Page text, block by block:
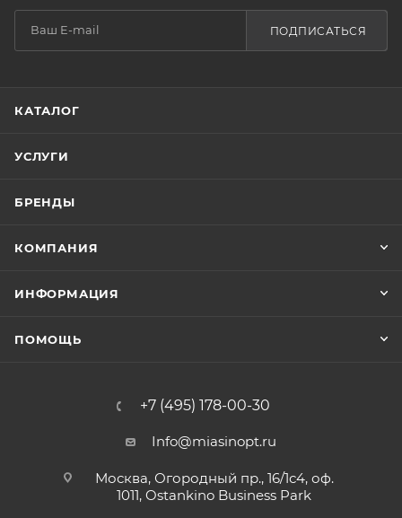
ПОДПИСАТЬСЯ
КАТАЛОГ
УСЛУГИ
БРЕНДЫ
КОМПАНИЯ
ИНФОРМАЦИЯ
ПОМОЩЬ
+7 (495) 178-00-30
Info@miasinopt.ru
Москва, Огородный пр., 16/1с4, оф.
1011, Ostankino Business Park